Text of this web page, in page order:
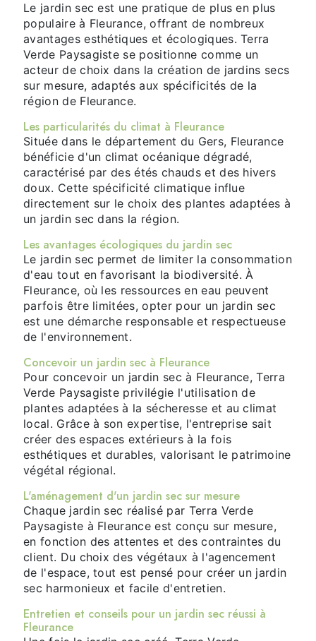
Le jardin sec est une pratique de plus en plus
populaire à Fleurance, offrant de nombreux
avantages esthétiques et écologiques. Terra
Verde Paysagiste se positionne comme un
acteur de choix dans la création de jardins secs
sur mesure, adaptés aux spécificités de la
région de Fleurance.
Les particularités du climat à Fleurance
Située dans le département du Gers, Fleurance
bénéficie d'un climat océanique dégradé,
caractérisé par des étés chauds et des hivers
doux. Cette spécificité climatique influe
directement sur le choix des plantes adaptées à
un jardin sec dans la région.
Les avantages écologiques du jardin sec
Le jardin sec permet de limiter la consommation
d'eau tout en favorisant la biodiversité. À
Fleurance, où les ressources en eau peuvent
parfois être limitées, opter pour un jardin sec
est une démarche responsable et respectueuse
de l'environnement.
Concevoir un jardin sec à Fleurance
Pour concevoir un jardin sec à Fleurance, Terra
Verde Paysagiste privilégie l'utilisation de
plantes adaptées à la sécheresse et au climat
local. Grâce à son expertise, l'entreprise sait
créer des espaces extérieurs à la fois
esthétiques et durables, valorisant le patrimoine
végétal régional.
L'aménagement d'un jardin sec sur mesure
Chaque jardin sec réalisé par Terra Verde
Paysagiste à Fleurance est conçu sur mesure,
en fonction des attentes et des contraintes du
client. Du choix des végétaux à l'agencement
de l'espace, tout est pensé pour créer un jardin
sec harmonieux et facile d'entretien.
Entretien et conseils pour un jardin sec réussi à
Fleurance